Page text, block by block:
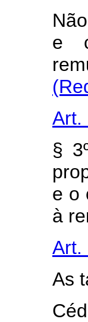
e
Art.
§
e o
à
Art.
As